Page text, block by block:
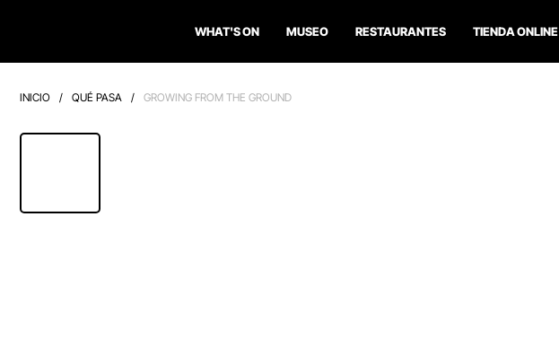
WHAT'S ON MUSEO RESTAURANTES TIENDA ONLINE
INICIO / QUÉ PASA / GROWING FROM THE GROUND